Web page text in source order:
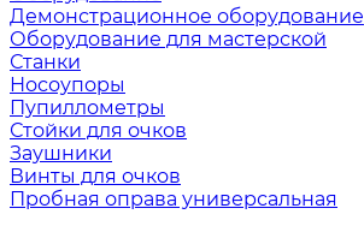
Демонстрационное оборудование
Оборудование для мастерской
Станки
Носоупоры
Пупиллометры
Стойки для очков
Заушники
Винты для очков
Пробная оправа универсальная